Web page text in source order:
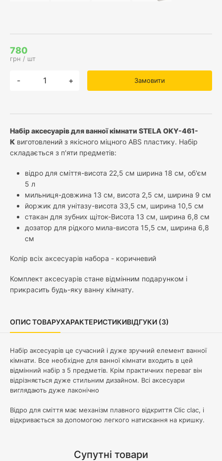
780
грн / шт
- + Замовити
Набір аксесуарів для ванної кімнати STELA OKY-461-
К виготовлений з якісного міцного ABS пластику. Набір
складається з п'яти предметів:
відро для сміття-висота 22,5 см ширина 18 см, об'єм
5 л
мильниця-довжина 13 см, висота 2,5 см, ширина 9 см
йоржик для унітазу-висота 33,5 см, ширина 10,5 см
стакан для зубних щіток-Висота 13 см, ширина 6,8 см
дозатор для рідкого мила-висота 15,5 см, ширина 6,8
см
Колір всіх аксесуарів набора - коричневий
Комплект аксесуарів стане відмінним подарунком і
прикрасить будь-яку ванну кімнату.
ОПИС ТОВАРУХАРАКТЕРИСТИКИВІДГУКИ (3)
Набір аксесуарів це сучасний і дуже зручний елемент ванної
кімнати. Все необхідне для ванної кімнати входить в цей
відмінний набір з 5 предметів. Крім практичних переваг він
відрізняється дуже стильним дизайном. Всі аксесуари
виглядають дуже лаконічно
Відро для сміття має механізм плавного відкриття Clic clac, і
відкривається за допомогою легкого натискання на кришку.
Супутні товари